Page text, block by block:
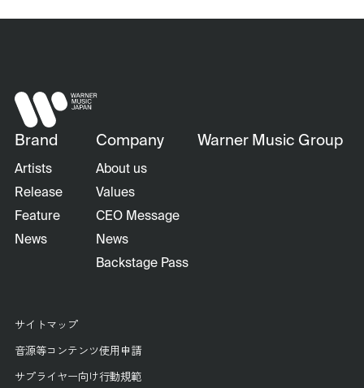
Brand
Artists
Release
Feature
News
Company
About us
Values
CEO Message
News
Backstage Pass
Warner Music Group
サイトマップ
音源等コンテンツ使用申請
サプライヤー向け行動規範